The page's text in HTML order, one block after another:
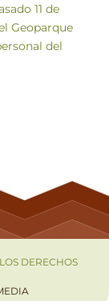
11 de
Geoparque
del
DERECHOS